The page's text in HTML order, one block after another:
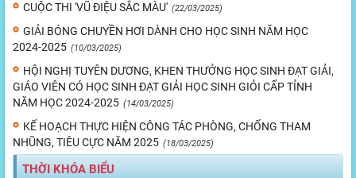
CUỘC THI 'VŨ ĐIỆU SẮC MÀU' (22/03/2025)
GIẢI BÓNG CHUYỀN HƠI DÀNH CHO HỌC SINH NĂM HỌC
2024-2025 (10/03/2025)
HỘI NGHỊ TUYÊN DƯƠNG, KHEN THƯỞNG HỌC SINH ĐẠT GIẢI,
GIÁO VIÊN CÓ HỌC SINH ĐẠT GIẢI HỌC SINH GIỎI CẤP TỈNH
NĂM HỌC 2024-2025 (14/03/2025)
KẾ HOẠCH THỰC HIỆN CÔNG TÁC PHÒNG, CHỐNG THAM
NHŨNG, TIÊU CỰC NĂM 2025 (18/03/2025)
THỜI KHÓA BIỂU